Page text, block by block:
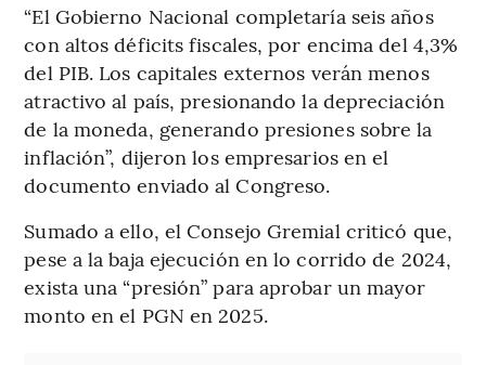
“El Gobierno Nacional completaría seis años
con altos déficits fiscales, por encima del 4,3%
del PIB. Los capitales externos verán menos
atractivo al país, presionando la depreciación
de la moneda, generando presiones sobre la
inflación”, dijeron los empresarios en el
documento enviado al Congreso.
Sumado a ello, el Consejo Gremial criticó que,
pese a la baja ejecución en lo corrido de 2024,
exista una “presión” para aprobar un mayor
monto en el PGN en 2025.